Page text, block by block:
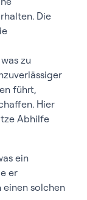
Die
zu
führt,
Hier
Abhilfe
ein
er
solchen